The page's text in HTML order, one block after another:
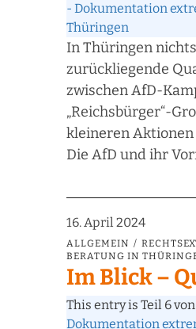
- Dokumentation
Thüringen
In Thüringen
zurückliegende
zwischen AfD-
„Reichsbürger“-
kleineren Aktionen
Die AfD und ihr
16. April 2024
ALLGEMEIN
BERATUNG IN
Im Blick –
This entry is Teil 6
Dokumentation